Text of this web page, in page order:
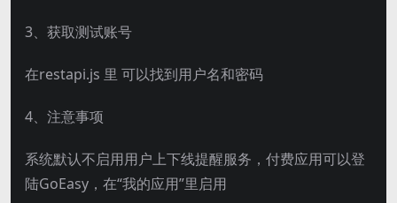
3、获取测试账号
在restapi.js 里 可以找到用户名和密码
4、注意事项
系统默认不启用用户上下线提醒服务，付费应用可以登
陆GoEasy，在“我的应用”里启用